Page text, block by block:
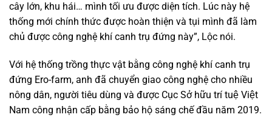
cây lớn, khu hái… mình tối ưu được diện tích. Lúc này hệ
thống mới chính thức được hoàn thiện và tụi mình đã làm
chủ được công nghệ khí canh trụ đứng này”, Lộc nói.
Với hệ thống trồng thực vật bằng công nghệ khí canh trụ
đứng Ero-farm, anh đã chuyển giao công nghệ cho nhiều
nông dân, người tiêu dùng và được Cục Sở hữu trí tuệ Việt
Nam công nhận cấp bằng bảo hộ sáng chế đầu năm 2019.